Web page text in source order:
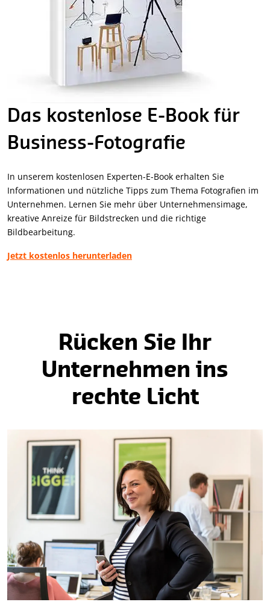
Das kostenlose E-Book für
Business-Fotografie
In unserem kostenlosen Experten-E-Book erhalten Sie
Informationen und nützliche Tipps zum Thema Fotografien im
Unternehmen. Lernen Sie mehr über Unternehmensimage,
kreative Anreize für Bildstrecken und die richtige
Bildbearbeitung.
Jetzt kostenlos herunterladen
Rücken Sie Ihr
Unternehmen ins
rechte Licht